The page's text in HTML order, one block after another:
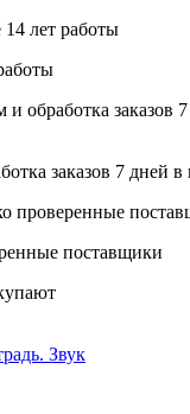
заказов 7 дней
поставщики